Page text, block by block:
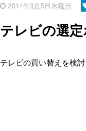
2014年3月5日水曜日
テレビの選定
テレビの買い替えを検